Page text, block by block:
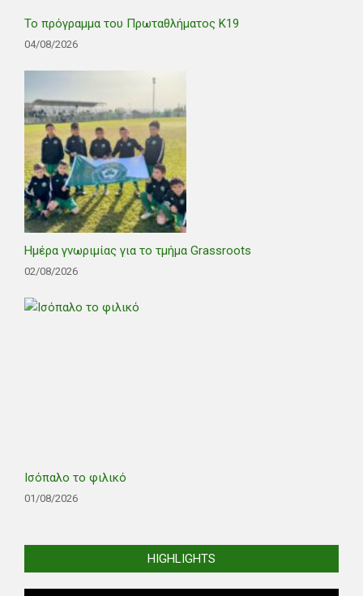
Το πρόγραμμα του Πρωταθλήματος Κ19
04/08/2026
Ημέρα γνωριμίας για το τμήμα Grassroots
02/08/2026
Ισόπαλο το φιλικό
01/08/2026
HIGHLIGHTS